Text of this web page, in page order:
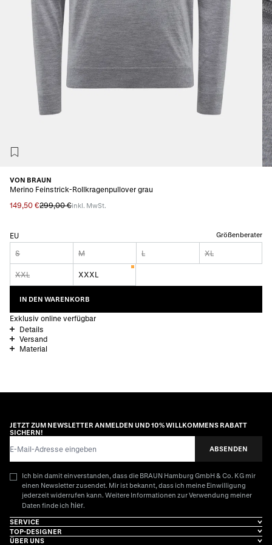
VON BRAUN
Merino Feinstrick-Rollkragenpullover grau
149,50 €299,00 €inkl. MwSt.
EU Größenberater
S M L XL
XXL XXXL
IN DEN WARENKORB
Exklusiv online verfügbar
Details
Versand
Material
JETZT ZUM NEWSLETTER ANMELDEN UND 10% WILLKOMMENS RABATT
SICHERN!
ABSENDEN
Ich bin damit einverstanden, dass die BRAUN Hamburg GmbH & Co. KG mir
einen Newsletter zusendet. Mir ist bekannt, dass ich meine Einwilligung
jederzeit widerrufen kann. Weitere Informationen zur Verwendung meiner
Daten finde ich hier.
SERVICE
TOP-DESIGNER
ÜBER UNS